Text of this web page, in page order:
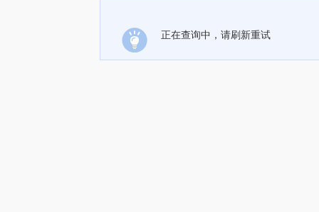
正在查询中，请刷新重试